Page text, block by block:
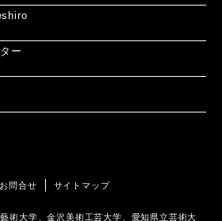
ー
お問合せ
サイトマップ
術大学、金沢美術工芸大学、愛知県立芸術大